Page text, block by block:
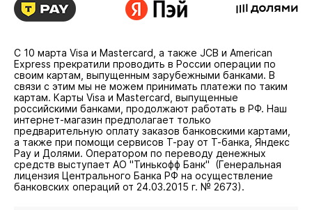
С 10 марта Visa и Mastercard, а также JCB и American
Express прекратили проводить в России операции по
своим картам, выпущенным зарубежными банками. В
связи с этим мы не можем принимать платежи по таким
картам. Карты Visa и Mastercard, выпущенные
российскими банками, продолжают работать в РФ. Наш
интернет-магазин предполагает только
предварительную оплату заказов банковскими картами,
а также при помощи сервисов T-pay от Т-банка, Яндекс
Pay и Долями. Оператором по переводу денежных
средств выступает АО "Тинькофф Банк" (Генеральная
лицензия Центрального Банка РФ на осуществление
банковских операций от 24.03.2015 г. № 2673).